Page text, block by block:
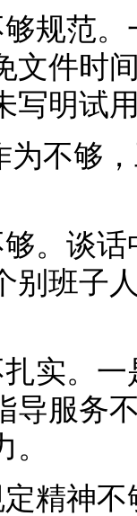
规范
文件时
写明试
为不够
。谈
别班子
实。
导服务
精神